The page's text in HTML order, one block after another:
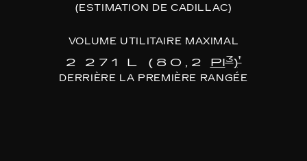
(ESTIMATION DE CADILLAC)
VOLUME UTILITAIRE MAXIMAL
2 271 L (80,2 PI3)†
DERRIÈRE LA PREMIÈRE RANGÉE